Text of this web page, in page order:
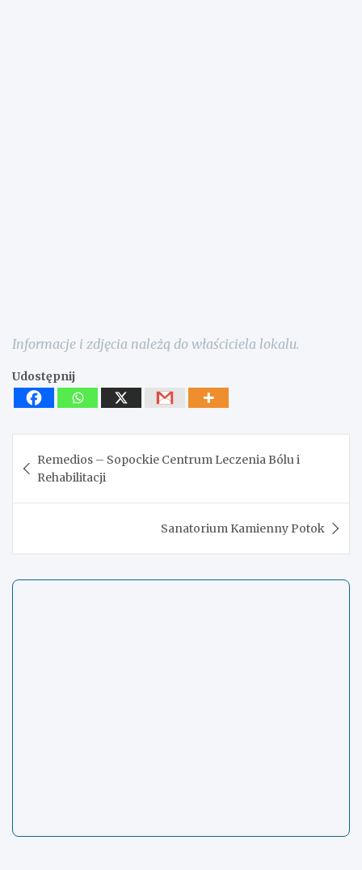
Informacje i zdjęcia należą do właściciela lokalu.
Udostępnij
wpisu
Remedios – Sopockie Centrum Leczenia Bólu i
Rehabilitacji
Sanatorium Kamienny Potok